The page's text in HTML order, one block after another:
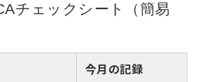
チェックシート（簡易
今月の記録